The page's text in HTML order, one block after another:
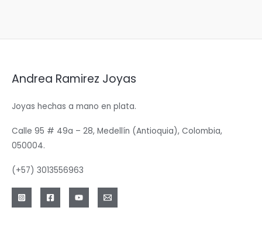
Andrea Ramirez Joyas
Joyas hechas a mano en plata.
Calle 95 # 49a – 28, Medellín (Antioquia), Colombia,
050004.
(+57) 3013556963